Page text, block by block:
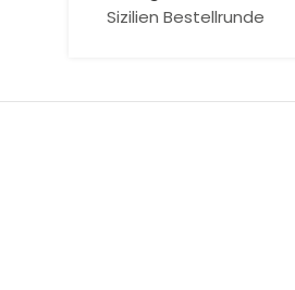
Sizilien Bestellrunde